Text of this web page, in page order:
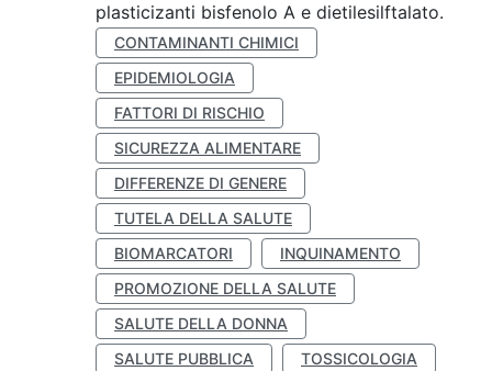
plasticizanti bisfenolo A e dietilesilftalato.
CONTAMINANTI CHIMICI
EPIDEMIOLOGIA
FATTORI DI RISCHIO
SICUREZZA ALIMENTARE
DIFFERENZE DI GENERE
TUTELA DELLA SALUTE
BIOMARCATORI
INQUINAMENTO
PROMOZIONE DELLA SALUTE
SALUTE DELLA DONNA
SALUTE PUBBLICA
TOSSICOLOGIA